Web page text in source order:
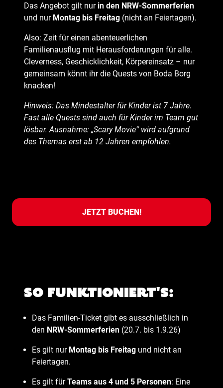
Das Angebot gilt nur in den NRW-Sommerferien
und nur Montag bis Freitag (nicht an Feiertagen).
Also: Zeit für einen abenteuerlichen
Familienausflug mit Herausforderungen für alle.
Cleverness, Geschicklichkeit, Körpereinsatz – nur
gemeinsam könnt ihr die Quests von Boda Borg
knacken!
Hinweis: Das Mindestalter für Kinder ist 7 Jahre.
Fast alle Quests sind auch für Kinder im Team gut
lösbar. Ausnahme: „Scary Movie“ wird aufgrund
des Themas erst ab 12 Jahren empfohlen.
JETZT BUCHEN!
So funktioniert's:
Das Familien-Ticket gibt es ausschließlich in
den NRW-Sommerferien (20.7. bis 1.9.26)
Es gilt nur Montag bis Freitag und nicht an
Feiertagen.
Es gilt fürTeams aus 4 und 5 Personen: Eine